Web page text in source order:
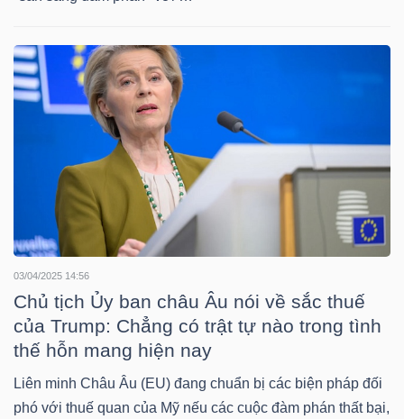
03/04/2025 14:56
Chủ tịch Ủy ban châu Âu nói về sắc thuế
của Trump: Chẳng có trật tự nào trong tình
thế hỗn mang hiện nay
Liên minh Châu Âu (EU) đang chuẩn bị các biện pháp đối
phó với thuế quan của Mỹ nếu các cuộc đàm phán thất bại,
TIÊU
THIẾT
YẾU
CHĂM
SÓC
SỨC
KHỎE